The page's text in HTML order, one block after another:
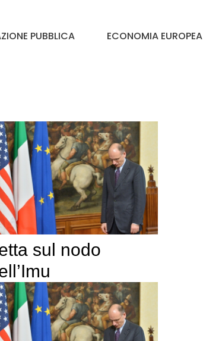
PUBBLICA ECONOMIA EUROPEA
sul nodo